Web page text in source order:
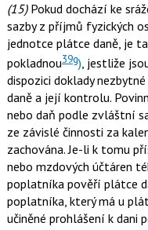
(15)Pokud dochází ke
sazby z příjmů fyzických
jednotce plátce daně, je
pokladnou39g), jestliže
dispozici doklady
daně a její kontrolu.
nebo daň podle zvláštní
ze závislé činnosti za
zachována. Je-li k tomu
nebo mzdových účtáren
poplatníka pověří plátce
poplatníka, který má u
učiněné prohlášení k dani